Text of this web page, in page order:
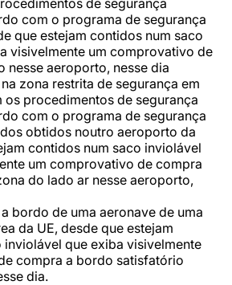
de segurança
com o programa de segurança
que estejam contidos num saco
visivelmente um comprovativo de
nesse aeroporto, nesse dia
zona restrita de segurança em
os procedimentos de segurança
com o programa de segurança
obtidos noutro aeroporto da
contidos num saco inviolável
um comprovativo de compra
do lado ar nesse aeroporto,
bordo de uma aeronave de uma
da UE, desde que estejam
que exiba visivelmente
compra a bordo satisfatório
dia.